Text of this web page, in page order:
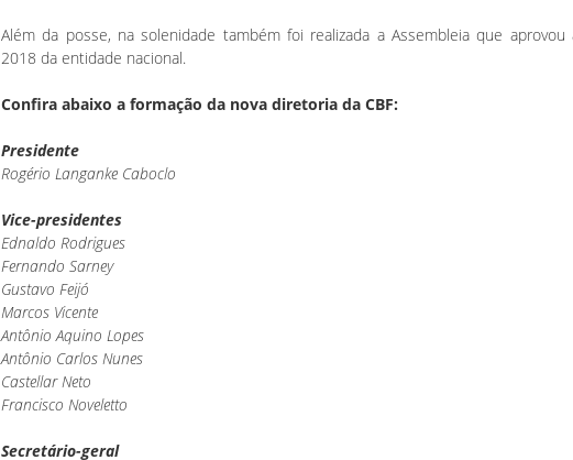
Além da posse, na solenidade também foi realizada a Assembleia que
2018 da entidade nacional.
Confira abaixo a formação da nova diretoria da CBF:
Presidente
Rogério Langanke Caboclo
Vice-presidentes
Ednaldo Rodrigues
Fernando Sarney
Gustavo Feijó
Marcos Vicente
Antônio Aquino Lopes
Antônio Carlos Nunes
Castellar Neto
Francisco Noveletto
Secretário-geral